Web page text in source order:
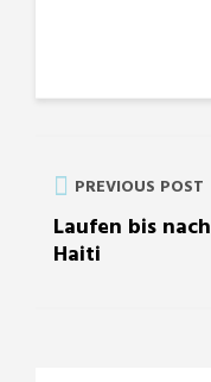
PREVIOUS POST
Laufen bis nach
Haiti